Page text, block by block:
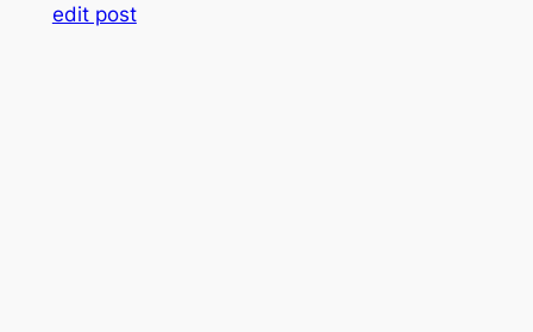
edit post